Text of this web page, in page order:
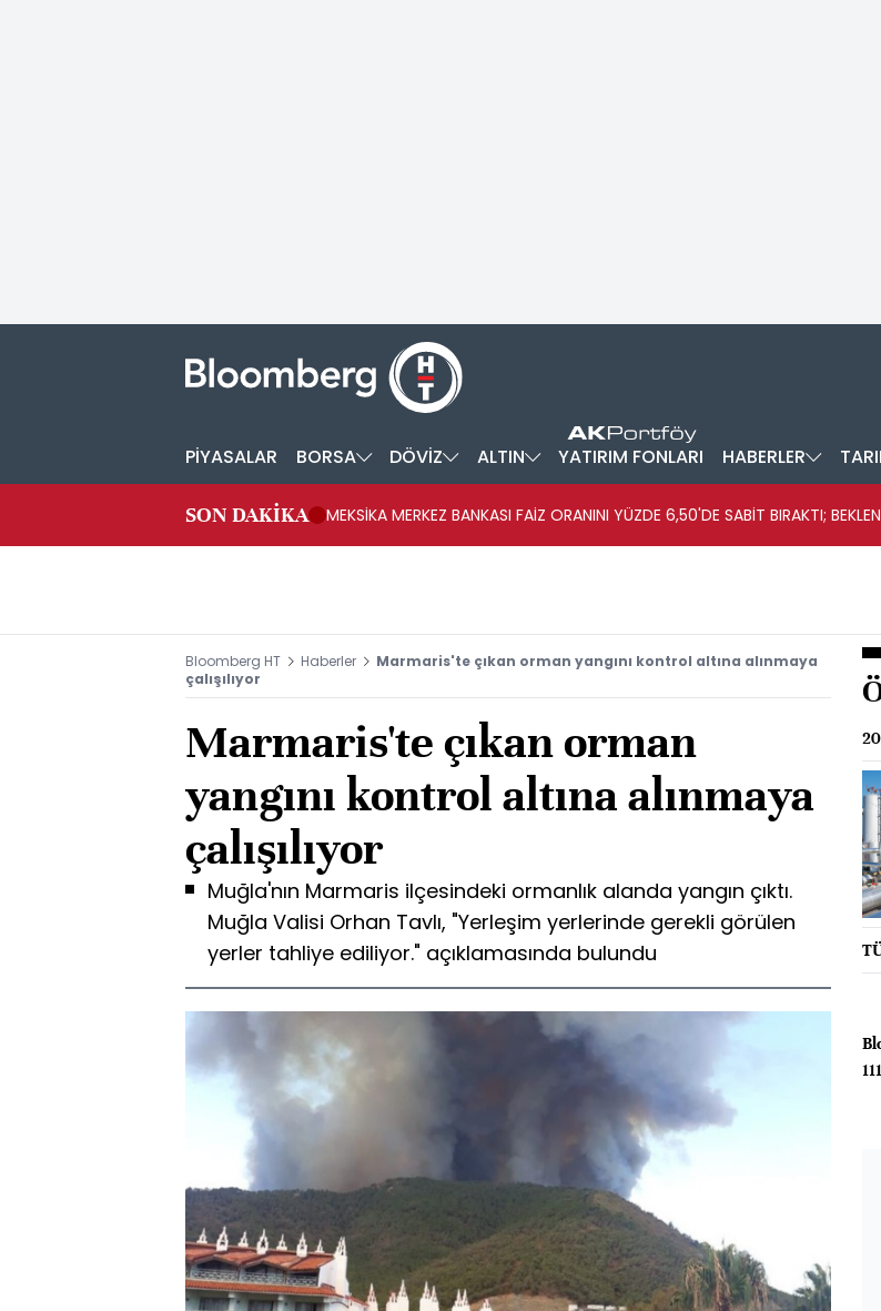
PİYASALAR BORSA DÖVİZ ALTIN YATIRIM FONLARI HABERLER
SON DAKİKA MEKSİKA MERKEZ BANKASI FAİZ ORANINI YÜZDE 6,50'DE SABİT BIRAKTI;
Bloomberg HT Haberler
Marmaris'te çıkan orman yangını kontrol altına alınmaya
çalışılıyor
Marmaris'te çıkan orman
yangını kontrol altına alınmaya
çalışılıyor
Muğla'nın Marmaris ilçesindeki ormanlık alanda yangın çıktı.
Muğla Valisi Orhan Tavlı, "Yerleşim yerlerinde gerekli görülen
yerler tahliye ediliyor." açıklamasında bulundu